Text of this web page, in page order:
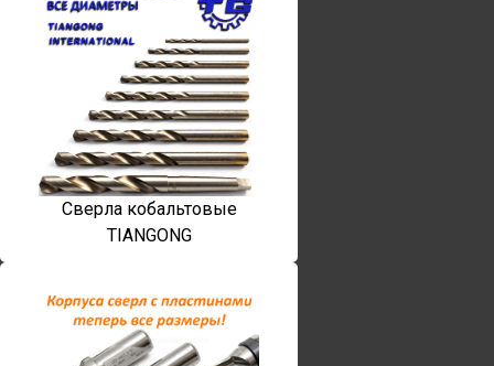
Сверла кобальтовые
TIANGONG